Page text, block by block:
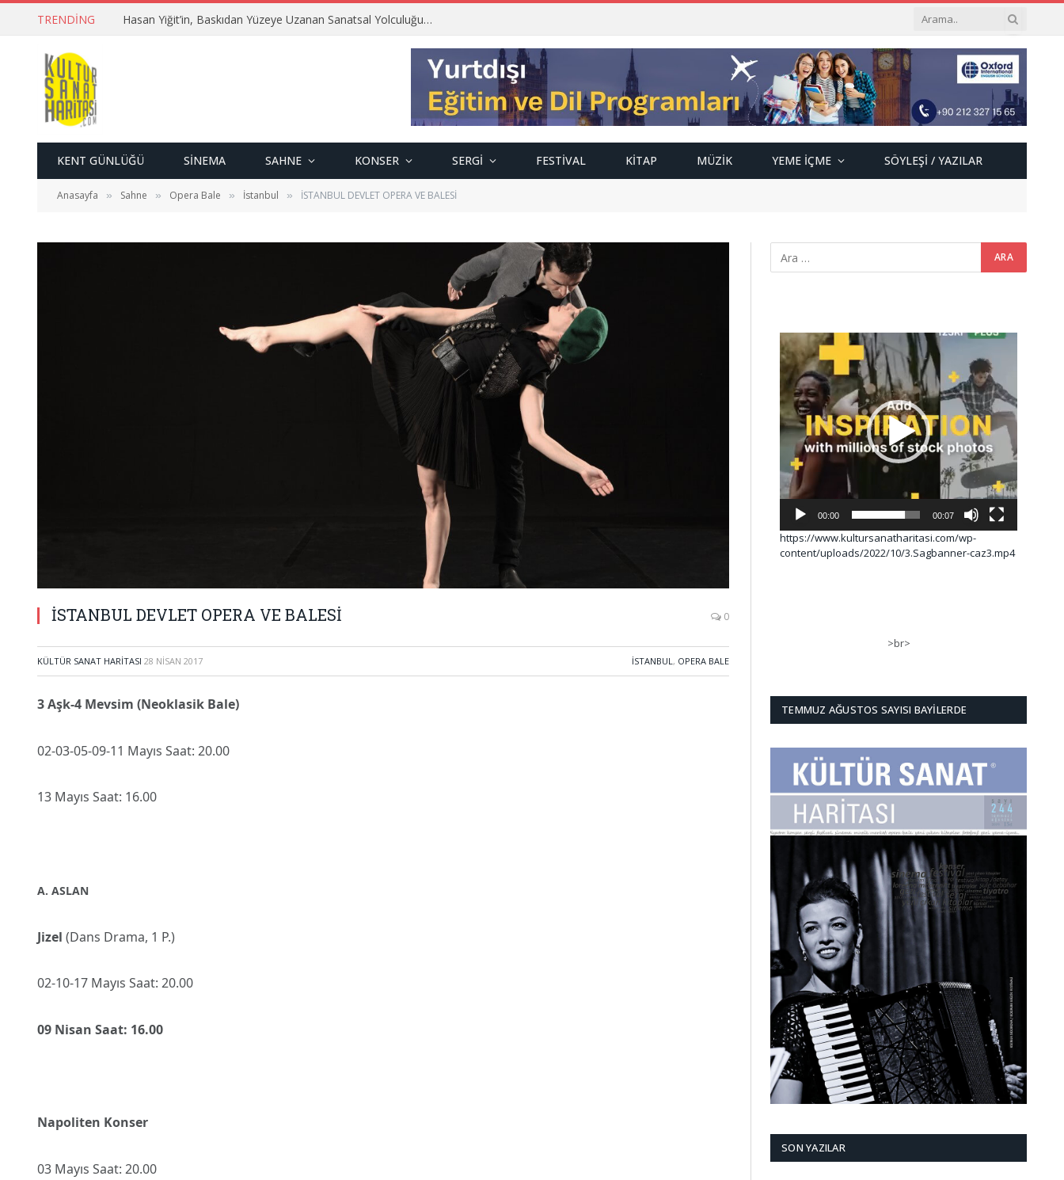
TRENDING Hasan Yiğit’in, Baskıdan Yüzeye Uzanan Sanatsal Yolculuğu…
KENT GÜNLÜĞÜ SINEMA SAHNE KONSER SERGI FESTIVAL KITAP MÜZIK YEME İÇME SÖYLEŞI / YAZILAR
Anasayfa » Sahne » Opera Bale » İstanbul » İSTANBUL DEVLET OPERA VE BALESİ
İSTANBUL DEVLET OPERA VE BALESİ 0
KÜLTÜR SANAT HARITASI 28 NISAN 2017 İSTANBUL, OPERA BALE
3 Aşk-4 Mevsim (Neoklasik Bale)
02-03-05-09-11 Mayıs Saat: 20.00
13 Mayıs Saat: 16.00
A. ASLAN
Jizel (Dans Drama, 1 P.)
02-10-17 Mayıs Saat: 20.00
09 Nisan Saat: 16.00
Napoliten Konser
03 Mayıs Saat: 20.00
Video
oynatıcı
00:00 00:07
https://www.kultursanatharitasi.com/wp-
content/uploads/2022/10/3.Sagbanner-caz3.mp4
>br>
TEMMUZ AĞUSTOS SAYISI BAYILERDE
SON YAZILAR